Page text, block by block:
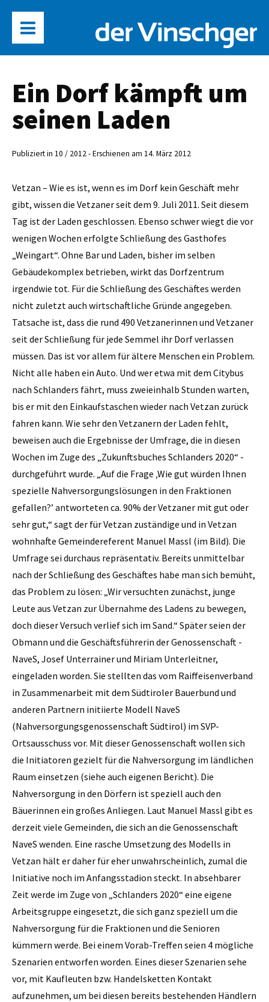
Ein Dorf kämpft um
seinen Laden
Publiziert in 10 / 2012 - Erschienen am 14. März 2012
Vetzan – Wie es ist, wenn es im Dorf kein Geschäft mehr
gibt, wissen die Vetzaner seit dem 9. Juli 2011. Seit diesem
Tag ist der Laden geschlossen. Ebenso schwer wiegt die vor
wenigen Wochen erfolgte Schließung des Gasthofes
„Weingart“. Ohne Bar und Laden, bisher im selben
Gebäudekomplex betrieben, wirkt das Dorfzentrum
irgendwie tot. Für die Schließung des Geschäftes werden
nicht zuletzt auch wirtschaftliche Gründe angegeben.
Tatsache ist, dass die rund 490 Vetzanerinnen und Vetzaner
seit der Schließung für jede Semmel ihr Dorf verlassen
müssen. Das ist vor allem für ältere Menschen ein Problem.
Nicht alle haben ein Auto. Und wer etwa mit dem Citybus
nach Schlanders fährt, muss zweieinhalb Stunden warten,
bis er mit den Einkaufstaschen wieder nach ­Vetzan zurück
fahren kann. Wie sehr den Vetzanern der Laden fehlt,
beweisen auch die Ergebnisse der Umfrage, die in diesen
Wochen im Zuge des ­„Zukunftsbuches Schlanders 2020“ ­
durchgeführt wurde. „Auf die Frage ‚Wie gut würden Ihnen
spezielle Nahversorgungs­lösungen in den Fraktionen
gefallen?’ antworteten ca. 90% der Vetzaner mit gut oder
sehr gut,“ sagt der für Vetzan zuständige und in Vetzan
wohnhafte Gemeindereferent Manuel Massl (im Bild). Die
Umfrage sei durchaus repräsentativ. Bereits unmittelbar
nach der Schließung des Geschäftes habe man sich bemüht,
das Problem zu lösen: „Wir versuchten zunächst, junge
Leute aus Vetzan zur Übernahme des Ladens zu bewegen,
doch dieser Versuch verlief sich im Sand.“ Später seien der
Obmann und die Geschäftsführerin der Genossenschaft ­
NaveS, Josef Unterrainer und Miriam ­Unterleitner,
eingeladen worden. Sie stellten das vom Raiffeisenverband
in Zusammenarbeit mit dem Südtiroler Bauerbund und
anderen Partnern initiierte Modell NaveS
(Nahversorgungsgenossenschaft Südtirol) im SVP-
Ortsausschuss vor. Mit dieser Genossenschaft wollen sich
die Initiatoren gezielt für die Nahversorgung im ländlichen
Raum einsetzen (siehe auch eigenen Bericht). Die
Nahversorgung in den Dörfern ist speziell auch den
Bäuerinnen ein großes Anliegen. Laut Manuel Massl gibt es
derzeit viele Gemeinden, die sich an die Genossenschaft
NaveS wenden. Eine rasche Umsetzung des Modells in
Vetzan hält er daher für eher unwahrscheinlich, zumal die
Ini­tiative noch im Anfangsstadion steckt. In absehbarer
Zeit werde im Zuge von „Schlanders 2020“ eine eigene
Arbeitsgruppe eingesetzt, die sich ganz speziell um die
Nahversorgung für die Fraktionen und die Senioren
kümmern werde. Bei einem Vorab-Treffen seien 4 mögliche
Szenarien entworfen worden. Eines dieser Szenarien sehe
vor, mit Kaufleuten bzw. Handelsketten Kontakt
aufzunehmen, um bei diesen bereits bestehenden Händlern